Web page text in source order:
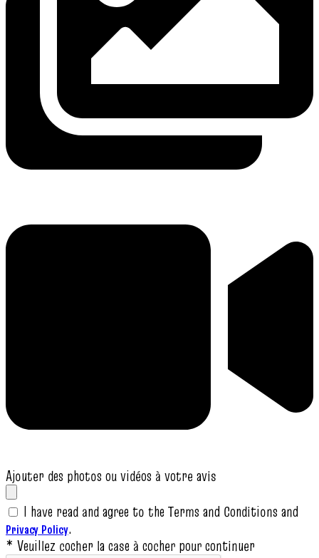
Ajouter des photos ou vidéos à votre avis
I have read and agree to the Terms and Conditions and
Privacy Policy.
* Veuillez cocher la case à cocher pour continuer